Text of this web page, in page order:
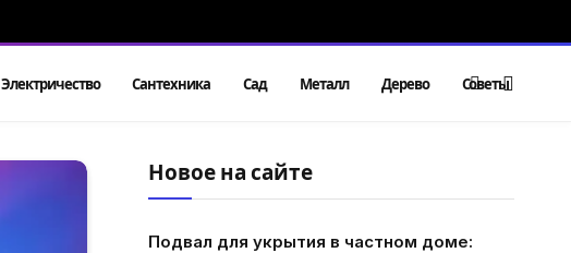
Электричество Сантехника Сад Металл Дерево Советы
Новое на сайте
Подвал для укрытия в частном доме: